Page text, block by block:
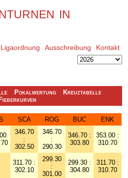
in
Ligaordnung Ausschreibung Kontakt
Pokalwertung
Kreuztabelle
Fieberkurven
SCA ROG BUC ENK
346.70
:
302.50
346.70
:
290.30
346.70 :
303.80
353.00 :
310.70
311.70 :
302.10
299.30
:
301.00
299.30 :
304.80
311.70 :
310.70